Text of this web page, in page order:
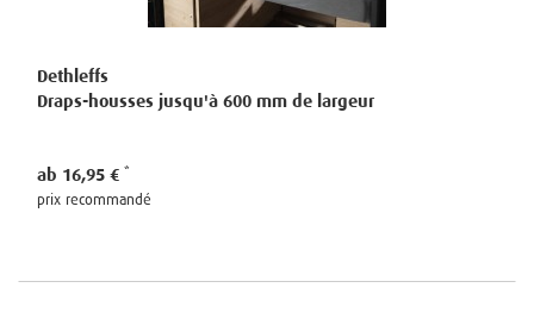
Dethleffs
Draps-housses jusqu'à 600 mm de largeur
ab 16,95 €
prix recommandé